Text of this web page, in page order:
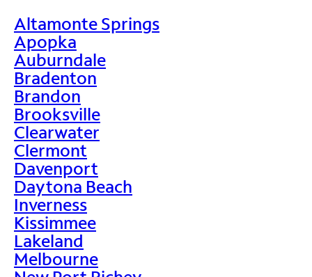
Altamonte Springs
Apopka
Auburndale
Bradenton
Brandon
Brooksville
Clearwater
Clermont
Davenport
Daytona Beach
Inverness
Kissimmee
Lakeland
Melbourne